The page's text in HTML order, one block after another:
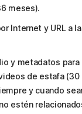
meses).
Internet y URL a
y metadatos
de estafa (30
y cuando
estén